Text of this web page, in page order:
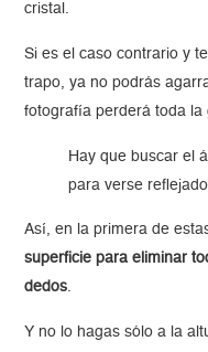
cristal.
Si es el caso contrario y
trapo, ya no podrás
fotografía perderá toda la
Hay que buscar el
para verse
Así, en la primera de
superficie para eliminar
dedos.
Y no lo hagas sólo a la